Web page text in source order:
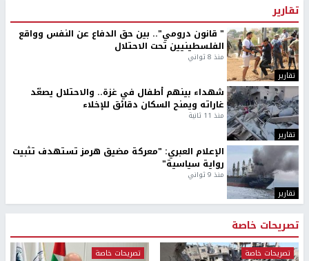
تقارير
تقارير
" قانون درومي".. بين حق الدفاع عن النفس وواقع
الفلسطينيين تحت الاحتلال
منذ 8 ثواني
تقارير
شهداء بينهم أطفال في غزة.. والاحتلال يصعّد
غاراته ويمنح السكان دقائق للإخلاء
منذ 11 ثانية
تقارير
الإعلام العبري: "معركة مضيق هرمز تستهدف تثبيت
رواية سياسية"
منذ 9 ثواني
تصريحات خاصة
تصريحات خاصة تصريحات خاصة